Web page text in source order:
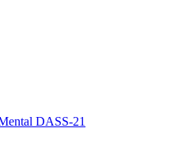
DASS-21